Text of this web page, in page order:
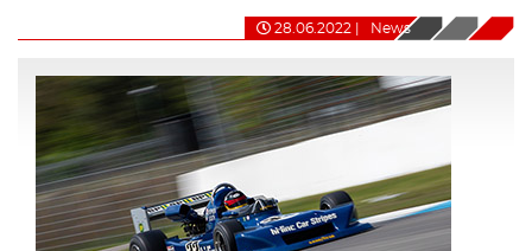
28.06.2022 News